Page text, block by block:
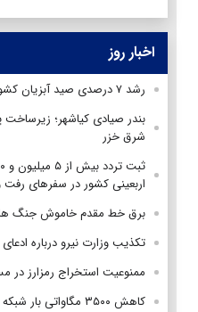
اخبار روز
رشد ۷ درصدی صید آبزیان کشور در سال ۱۴۰۴
بندر صیادی کیاشهر؛ زیرساخت
شرق خزر
اربعینی کشور در سفرهای
برق خط مقدم خاموش جنگ
تکذیب وزارت نیرو درباره
ممنوعیت استخراج رمزارز در مسکو
کاهش ۳۵۰۰ مگاواتی بار شبکه برق با اجرای طرح «مهتاب»